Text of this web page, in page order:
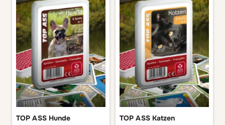
TOP ASS Hunde TOP ASS Katzen